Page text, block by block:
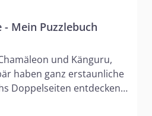
Mein Puzzlebuch
und Känguru,
haben ganz erstaunliche
Doppelseiten entdecken